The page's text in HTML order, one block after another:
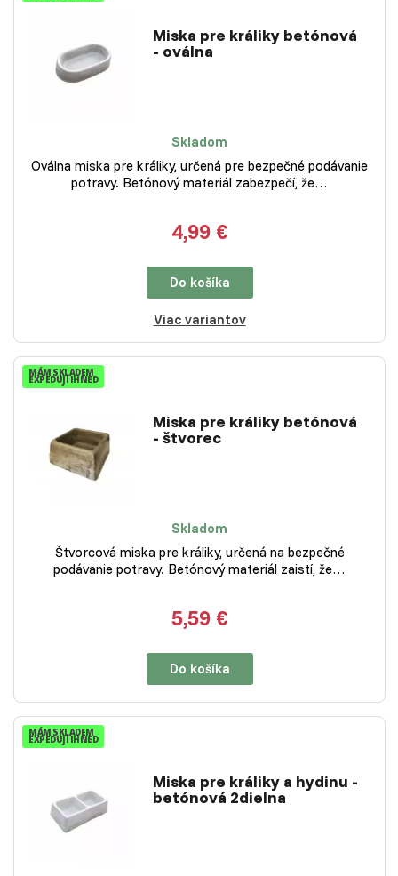
Miska pre králiky betónová
- oválna
Skladom
Oválna miska pre králiky, určená pre bezpečné podávanie
potravy. Betónový materiál zabezpečí, že…
4,99 €
Do košíka
Viac variantov
MÁM SKLADEM
EXPEDUJI IHNED
Miska pre králiky betónová
- štvorec
Skladom
Štvorcová miska pre králiky, určená na bezpečné
podávanie potravy. Betónový materiál zaistí, že…
5,59 €
Do košíka
MÁM SKLADEM
EXPEDUJI IHNED
Miska pre králiky a hydinu -
betónová 2dielna